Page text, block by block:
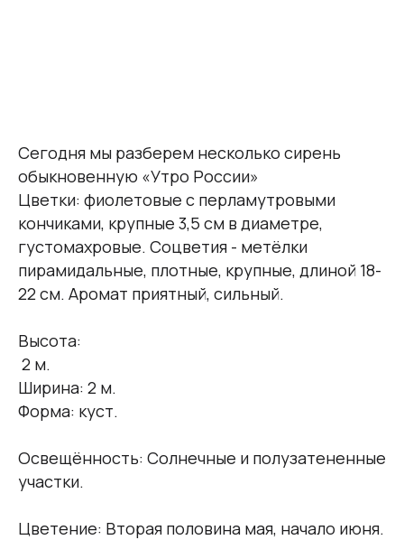
Сегодня мы разберем несколько сирень
обыкновенную «Утро России»
Цветки: фиолетовые с перламутровыми
кончиками, крупные 3,5 см в диаметре,
густомахровые. Соцветия - метёлки
пирамидальные, плотные, крупные, длиной 18-
22 см. Аромат приятный, сильный.
Высота:
2 м.
Ширина: 2 м.
Форма: куст.
Освещённость: Солнечные и полузатененные
участки.
Цветение: Вторая половина мая, начало июня.